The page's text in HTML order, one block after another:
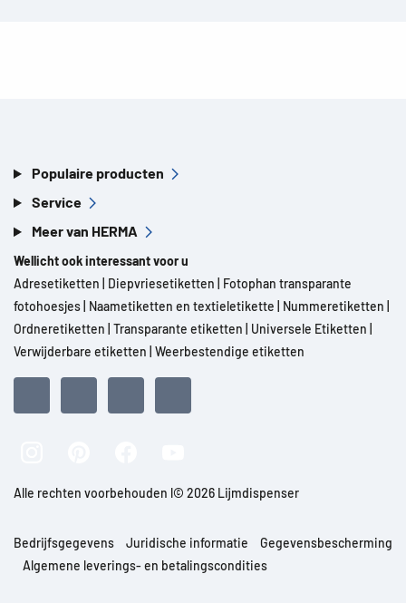
Populaire producten
Service
Meer van HERMA
Wellicht ook interessant voor u
Adresetiketten
Diepvriesetiketten
Fotophan transparante
fotohoesjes Naametiketten en textieletikette Nummeretiketten
Ordneretiketten Transparante etiketten Universele Etiketten
Verwijderbare etiketten Weerbestendige etiketten
Alle rechten voorbehouden l© 2026 Lijmdispenser
Bedrijfsgegevens Juridische informatie
Gegevensbescherming
Algemene leverings- en betalingscondities